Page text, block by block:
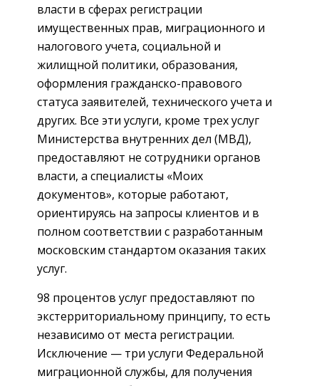
власти в сферах регистрации
имущественных прав, миграционного и
налогового учета, социальной и
жилищной политики, образования,
оформления гражданско-правового
статуса заявителей, технического учета и
других. Все эти услуги, кроме трех услуг
Министерства внутренних дел (МВД),
предоставляют не сотрудники органов
власти, а специалисты «Моих
документов», которые работают,
ориентируясь на запросы клиентов и в
полном соответствии с разработанным
московским стандартом оказания таких
услуг.
98 процентов услуг предоставляют по
экстерриториальному принципу, то есть
независимо от места регистрации.
Исключение — три услуги Федеральной
миграционной службы, для получения